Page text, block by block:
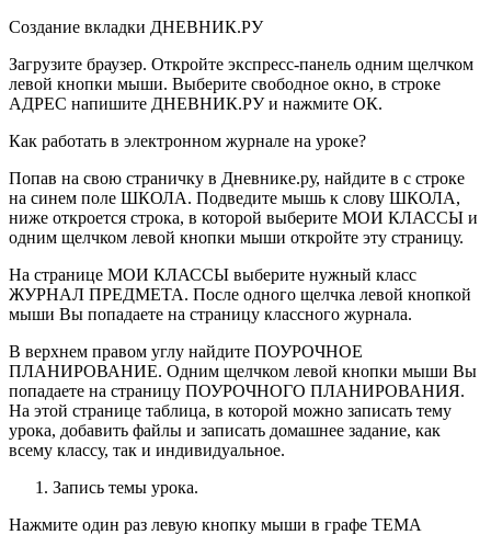
Создание вкладки ДНЕВНИК.РУ
Загрузите браузер. Откройте экспресс-панель одним щелчком
левой кнопки мыши. Выберите свободное окно, в строке
АДРЕС напишите ДНЕВНИК.РУ и нажмите ОК.
Как работать в электронном журнале на уроке?
Попав на свою страничку в Дневнике.ру, найдите в с строке
на синем поле ШКОЛА. Подведите мышь к слову ШКОЛА,
ниже откроется строка, в которой выберите МОИ КЛАССЫ и
одним щелчком левой кнопки мыши откройте эту страницу.
На странице МОИ КЛАССЫ выберите нужный класс
ЖУРНАЛ ПРЕДМЕТА. После одного щелчка левой кнопкой
мыши Вы попадаете на страницу классного журнала.
В верхнем правом углу найдите ПОУРОЧНОЕ
ПЛАНИРОВАНИЕ. Одним щелчком левой кнопки мыши Вы
попадаете на страницу ПОУРОЧНОГО ПЛАНИРОВАНИЯ.
На этой странице таблица, в которой можно записать тему
урока, добавить файлы и записать домашнее задание, как
всему классу, так и индивидуальное.
Запись темы урока.
Нажмите один раз левую кнопку мыши в графе ТЕМА